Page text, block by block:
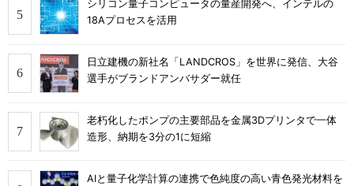
シリコン量子コンピュータの量産開発へ、インテルの
18Aプロセスを活用
日立建機の新社名「LANDCROS」を世界に発信、大谷
選手がブランドアンバサダー就任
老朽化したポンプの主要部品を金属3Dプリンタで一体
造形、納期を3分の1に短縮
AIと量子化学計算の連携で色純度の高い青色発光材料を